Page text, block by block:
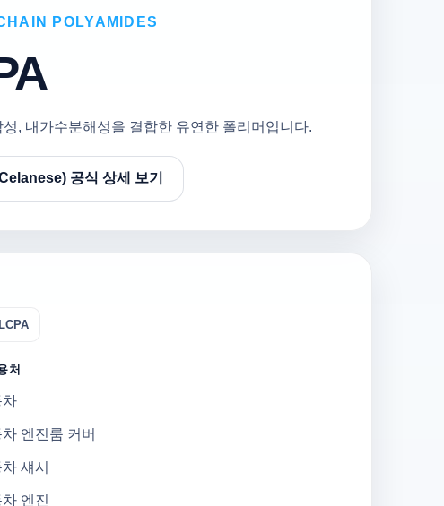
POLYAMIDES
, 내가수분해성을 결합한 유연한 폴리머입니다.
공식 상세 보기
처
차
엔진룸 커버
섀시
엔진